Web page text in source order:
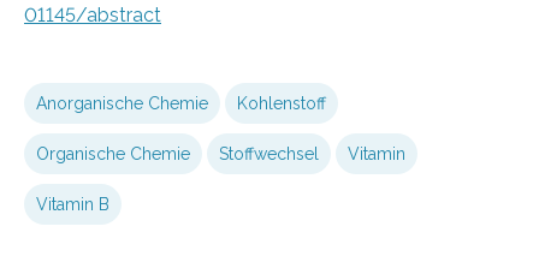
01145/abstract
Anorganische Chemie Kohlenstoff
Organische Chemie Stoffwechsel Vitamin
Vitamin B